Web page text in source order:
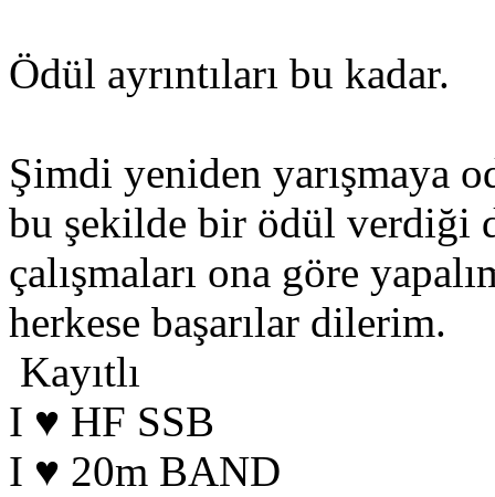
Ödül ayrıntıları bu kadar.
Şimdi yeniden yarışmaya
bu şekilde bir ödül verdiği
çalışmaları ona göre
herkese başarılar dilerim.
Kayıtlı
I ♥ HF SSB
I ♥ 20m BAND